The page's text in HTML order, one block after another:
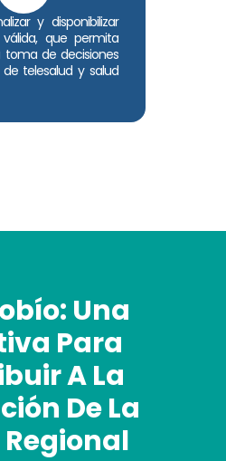
y disponibilizar
que permita
toma de decisiones
telesalud y salud
Una
Para
A La
De La